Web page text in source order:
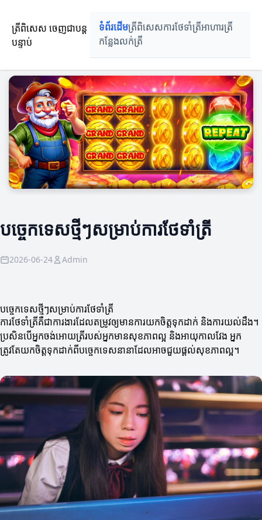
ត្រីពិសេស ចេញជាបន្ត
បន្ទាប់
ទំព័រដើមត្រីពិសេសការថែទាំត្រីអាហារត្រី
កន្លែងលក់ត្រី
បច្ចេកទេសថ្មីៗសម្រាប់ការថែទាំត្រី
2026-06-24 Admin
បច្ចេកទេសថ្មីៗសម្រាប់ការថែទាំត្រី
ការថែទាំត្រីគឺជាការងារ​ដែលតម្រូវឲ្យមានការយកចិត្តទុកដាក់ និងការយល់ដឹង។
ប្រសិនបើអ្នកចង់អោយត្រីរបស់អ្នកមានសុខភាពល្អ និងអាយុកាលវែង អ្នក
ត្រូវតែយកចិត្តទុកដាក់ពីបច្ចេកទេសនានាដែលអាចជួយផ្តល់សុខភាពល្អ។